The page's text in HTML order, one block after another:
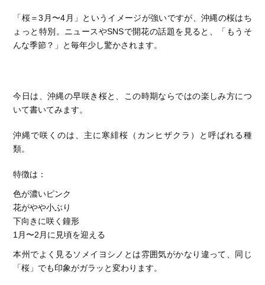
「桜＝3月〜4月」というイメージが強いですが、沖縄の桜はち
ょっと特別。ニュースやSNSで開花の話題を見ると、「もうそ
んな季節？」と毎年少し驚かされます。
今日は、沖縄の早咲き桜と、この時期ならではの楽しみ方につ
いて書いてみます。
沖縄で咲くのは、主に寒緋桜（カンヒザクラ）と呼ばれる種
類。
特徴は：
色が濃いピンク
花がやや小ぶり
下向きに咲く鐘形
1月〜2月に見頃を迎える
本州でよく見るソメイヨシノとは雰囲気がかなり違って、同じ
「桜」でも印象がガラッと変わります。